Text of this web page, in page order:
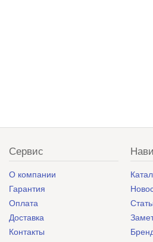
Сервис
О компании
Гарантия
Оплата
Доставка
Контакты